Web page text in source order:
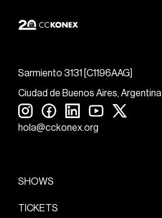
Sarmiento 3131 [C1196AAG]
Ciudad de Buenos Aires, Argentina
hola@cckonex.org
SHOWS
TICKETS